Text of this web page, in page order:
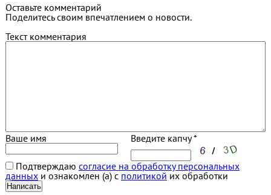
Оставьте комментарий
Поделитесь своим впечатлением о новости.
Текст комментария
Ваше имя Введите капчу *
Подтверждаю согласие на обработку персональных
данныхи ознакомлен (а) с политикой их обработки